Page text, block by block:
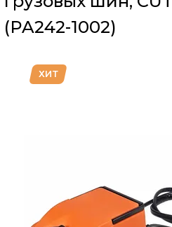
(PA242-1002)
ХИТ